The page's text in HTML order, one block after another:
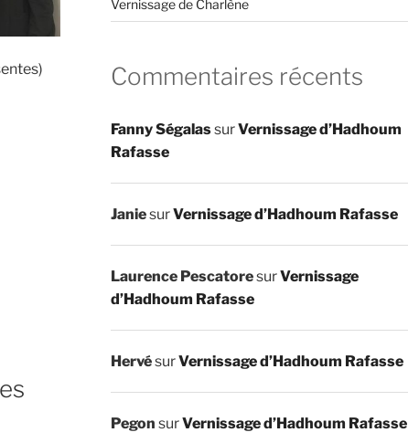
Vernissage de Charlène
Commentaires récents
Fanny SégalassurVernissage d’Hadhoum
Rafasse
JaniesurVernissage d’Hadhoum Rafasse
Laurence PescatoresurVernissage
d’Hadhoum Rafasse
HervésurVernissage d’Hadhoum Rafasse
Pegon surVernissage d’Hadhoum Rafasse